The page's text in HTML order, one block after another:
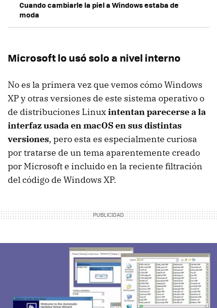
Cuando cambiarle la piel a Windows estaba de
moda
Microsoft lo usó solo a nivel interno
No es la primera vez que vemos cómo Windows
XP y otras versiones de este sistema operativo o
de distribuciones Linuxintentan parecerse a la
interfaz usada en macOS en sus distintas
versiones, pero esta es especialmente curiosa
por tratarse de un tema aparentemente creado
por Microsoft e incluido en la reciente filtración
del código de Windows XP.